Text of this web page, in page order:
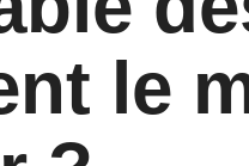
le